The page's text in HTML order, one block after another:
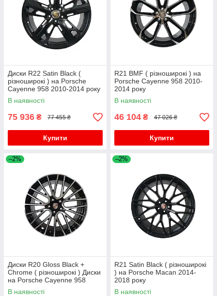
Диски R22 Satin Black (
різноширокі ) на Porsche
Cayenne 958 2010-2014 року
В наявності
75 936 ₴ 77 455 ₴
Купити
R21 BMF ( різноширокі ) на
Porsche Cayenne 958 2010-
2014 року
В наявності
46 104 ₴ 47 026 ₴
Купити
–2%
Диски R20 Gloss Black +
Chrome ( різноширокі ) Диски
на Porsche Cayenne 958
2010-2014 року
В наявності
–2%
R21 Satin Black ( різноширокі
) на Porsche Macan 2014-
2018 року
В наявності